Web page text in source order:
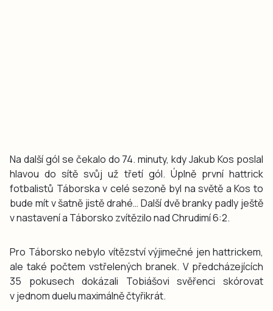
Na další gól se čekalo do 74. minuty, kdy Jakub Kos poslal
hlavou do sítě svůj už třetí gól. Úplně první hattrick
fotbalistů Táborska v celé sezoně byl na světě a Kos to
bude mít v šatně jistě drahé… Další dvě branky padly ještě
v nastavení a Táborsko zvítězilo nad Chrudimí 6:2.
Pro Táborsko nebylo vítězství výjimečné jen hattrickem,
ale také počtem vstřelených branek. V předcházejících
35 pokusech dokázali Tobiášovi svěřenci skórovat
v jednom duelu maximálně čtyřikrát.